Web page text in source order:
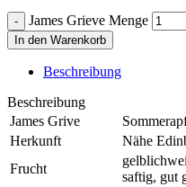
James Grieve Menge
In den Warenkorb
Beschreibung
Beschreibung
James Grive
Herkunft
Nähe
Frucht
saftig, gut